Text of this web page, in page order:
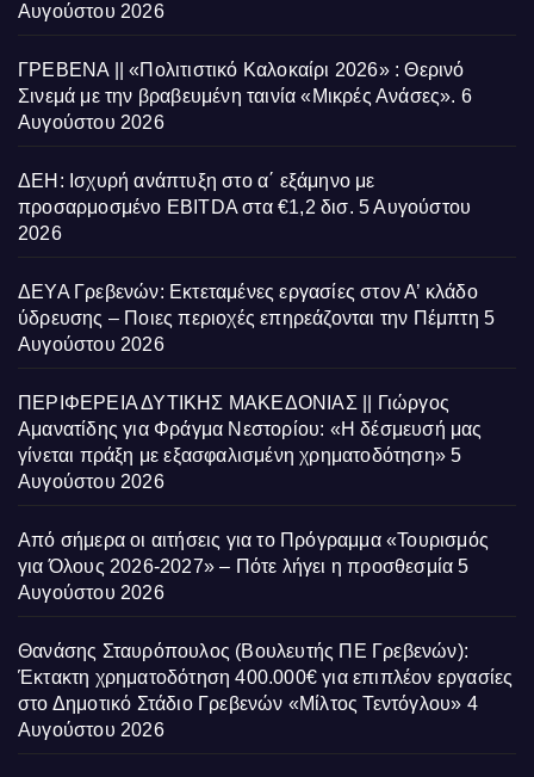
Αυγούστου 2026
ΓΡΕΒΕΝΑ || «Πολιτιστικό Καλοκαίρι 2026» : Θερινό
Σινεμά με την βραβευμένη ταινία «Μικρές Ανάσες». 6
Αυγούστου 2026
ΔΕΗ: Ισχυρή ανάπτυξη στο α΄ εξάμηνο με
προσαρμοσμένο EBITDA στα €1,2 δισ. 5 Αυγούστου
2026
ΔΕΥΑ Γρεβενών: Εκτεταμένες εργασίες στον Α’ κλάδο
ύδρευσης – Ποιες περιοχές επηρεάζονται την Πέμπτη 5
Αυγούστου 2026
ΠΕΡΙΦΕΡΕΙΑ ΔΥΤΙΚΗΣ ΜΑΚΕΔΟΝΙΑΣ || Γιώργος
Αμανατίδης για Φράγμα Νεστορίου: «Η δέσμευσή μας
γίνεται πράξη με εξασφαλισμένη χρηματοδότηση» 5
Αυγούστου 2026
Από σήμερα οι αιτήσεις για το Πρόγραμμα «Τουρισμός
για Όλους 2026-2027» – Πότε λήγει η προσθεσμία 5
Αυγούστου 2026
Θανάσης Σταυρόπουλος (Βουλευτής ΠΕ Γρεβενών):
Έκτακτη χρηματοδότηση 400.000€ για επιπλέον εργασίες
στο Δημοτικό Στάδιο Γρεβενών «Μίλτος Τεντόγλου» 4
Αυγούστου 2026